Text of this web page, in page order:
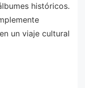
históricos.
un viaje cultural